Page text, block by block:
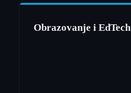
Obrazovanje i EdTech